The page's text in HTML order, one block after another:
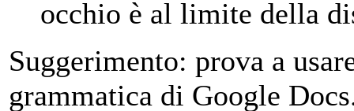
occhio è al limite della
Suggerimento: prova a
grammatica di Google